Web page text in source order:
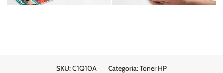
SKU:C1Q10A Categoría:Toner HP